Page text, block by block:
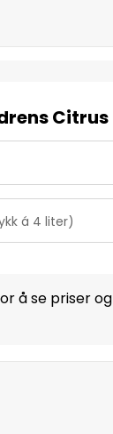
Citrus
á 4 liter)
å se priser og